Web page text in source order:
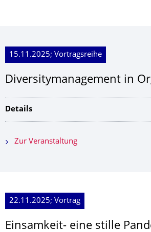
15.11.2025; Vortragsreihe
Diversitymanagement in
Details
Zur Veranstaltung
22.11.2025; Vortrag
Einsamkeit- eine stille